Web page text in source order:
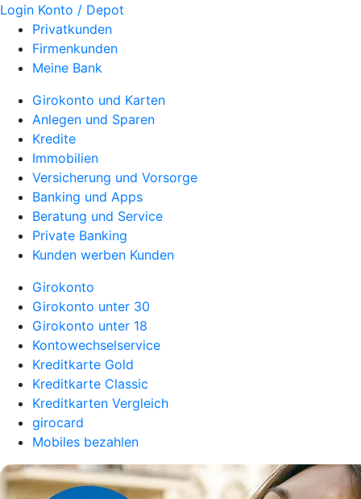
Login Konto / Depot
Privatkunden
Firmenkunden
Meine Bank
Girokonto und Karten
Anlegen und Sparen
Kredite
Immobilien
Versicherung und Vorsorge
Banking und Apps
Beratung und Service
Private Banking
Kunden werben Kunden
Girokonto
Girokonto unter 30
Girokonto unter 18
Kontowechselservice
Kreditkarte Gold
Kreditkarte Classic
Kreditkarten Vergleich
girocard
Mobiles bezahlen